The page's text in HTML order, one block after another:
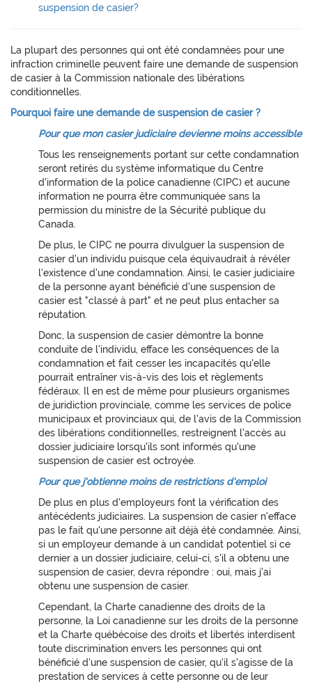
suspension de casier?
La plupart des personnes qui ont été condamnées pour une
infraction criminelle peuvent faire une demande de suspension
de casier à la Commission nationale des libérations
conditionnelles.
Pourquoi faire une demande de suspension de casier ?
Pour que mon casier judiciaire devienne moins accessible
Tous les renseignements portant sur cette condamnation
seront retirés du système informatique du Centre
d'information de la police canadienne (CIPC) et aucune
information ne pourra être communiquée sans la
permission du ministre de la Sécurité publique du
Canada.
De plus, le CIPC ne pourra divulguer la suspension de
casier d'un individu puisque cela équivaudrait à révéler
l'existence d'une condamnation. Ainsi, le casier judiciaire
de la personne ayant bénéficié d'une suspension de
casier est "classé à part" et ne peut plus entacher sa
réputation.
Donc, la suspension de casier démontre la bonne
conduite de l'individu, efface les conséquences de la
condamnation et fait cesser les incapacités qu'elle
pourrait entraîner vis-à-vis des lois et règlements
fédéraux. Il en est de même pour plusieurs organismes
de juridiction provinciale, comme les services de police
municipaux et provinciaux qui, de l'avis de la Commission
des libérations conditionnelles, restreignent l'accès au
dossier judiciaire lorsqu'ils sont informés qu'une
suspension de casier est octroyée.
Pour que j'obtienne moins de restrictions d'emploi
De plus en plus d'employeurs font la vérification des
antécédents judiciaires. La suspension de casier n'efface
pas le fait qu'une personne ait déjà été condamnée. Ainsi,
si un employeur demande à un candidat potentiel si ce
dernier a un dossier judiciaire, celui-ci, s'il a obtenu une
suspension de casier, devra répondre : oui, mais j'ai
obtenu une suspension de casier.
Cependant, la Charte canadienne des droits de la
personne, la Loi canadienne sur les droits de la personne
et la Charte québécoise des droits et libertés interdisent
toute discrimination envers les personnes qui ont
bénéficié d'une suspension de casier, qu'il s'agisse de la
prestation de services à cette personne ou de leur